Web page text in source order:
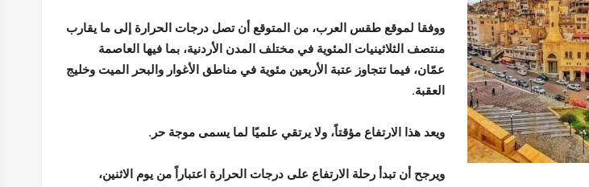
ووفقا لموقع طقس العرب، من المتوقع أن تصل درجات الحرارة إلى ما يقارب
منتصف الثلاثينيات المئوية في مختلف المدن الأردنية، بما فيها العاصمة
عمّان، فيما تتجاوز عتبة الأربعين مئوية في مناطق الأغوار والبحر الميت وخليج
العقبة.
ويعد هذا الارتفاع مؤقتاً، ولا يرتقي علميًا لما يسمى موجة حر.
ويرجح أن تبدأ رحلة الارتفاع على درجات الحرارة اعتباراً من يوم الاثنين،